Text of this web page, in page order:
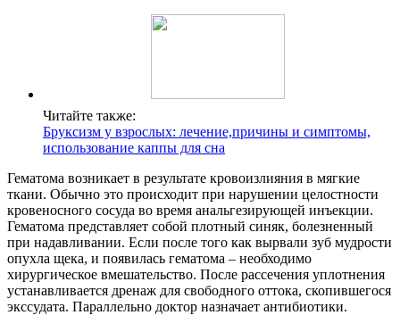
Читайте также:
Бруксизм у взрослых: лечение,причины и симптомы,
использование каппы для сна
Гематома возникает в результате кровоизлияния в мягкие
ткани. Обычно это происходит при нарушении целостности
кровеносного сосуда во время анальгезирующей инъекции.
Гематома представляет собой плотный синяк, болезненный
при надавливании. Если после того как вырвали зуб мудрости
опухла щека, и появилась гематома – необходимо
хирургическое вмешательство. После рассечения уплотнения
устанавливается дренаж для свободного оттока, скопившегося
экссудата. Параллельно доктор назначает антибиотики.